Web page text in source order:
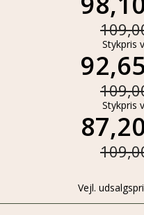
Stykpris
Stykpris
Vejl.